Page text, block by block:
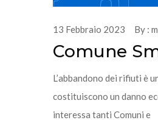
13 Febbraio 2023 By :
Comune
L’abbandono dei rifiuti è
costituiscono un danno
interessa tanti Comuni e